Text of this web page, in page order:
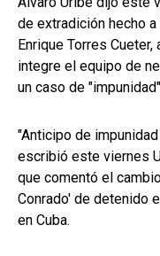
de extradición hecho
Enrique Torres
integre el equipo de
un caso de
"Anticipo de
escribió este viernes
que comentó el
Conrado' de detenido
en Cuba.